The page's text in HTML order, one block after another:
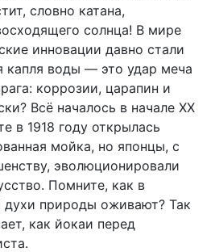
словно катана,
солнца! В мире
инновации давно стали
капля воды — это удар меча
коррозии, царапин и
Всё началось в начале XX
в 1918 году открылась
мойка, но японцы, с
эволюционировали
Помните, как в
природы оживают? Так
как йокаи перед